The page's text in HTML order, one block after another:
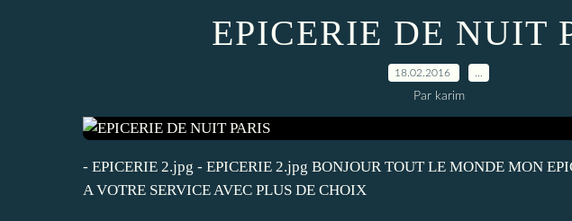
EPICERIE DE NUIT
18.02.2016
Par karim
- EPICERIE 2.jpg - EPICERIE 2.jpg BONJOUR TOUT LE MONDE MON
A VOTRE SERVICE AVEC PLUS DE CHOIX